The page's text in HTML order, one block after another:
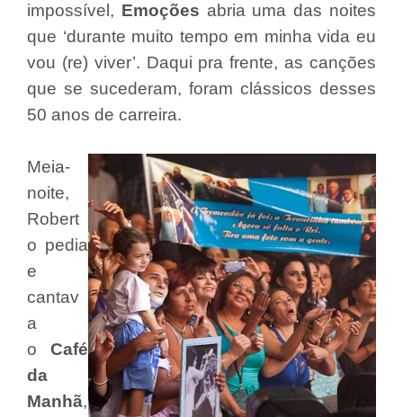
impossível, Emoções abria uma das noites
que ‘durante muito tempo em minha vida eu
vou (re) viver’. Daqui pra frente, as canções
que se sucederam, foram clássicos desses
50 anos de carreira.
Meia-
noite,
Robert
o pedia
e
cantav
a
o Café
da
Manhã,